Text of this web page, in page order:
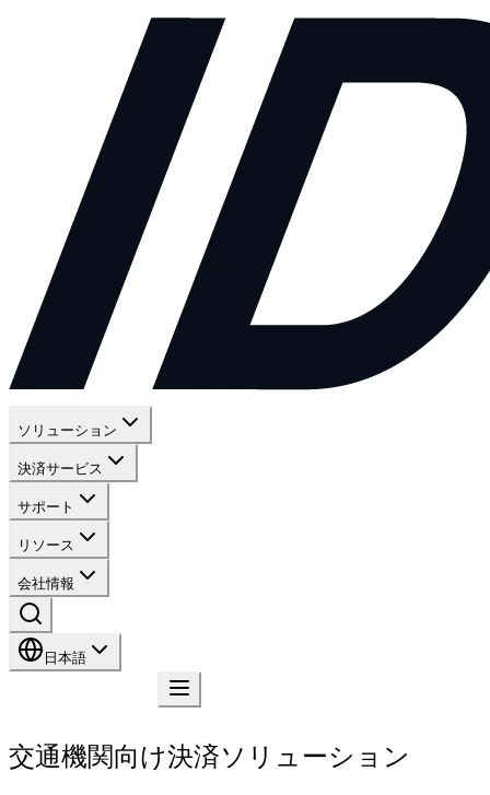
ソリューション
決済サービス
サポート
リソース
会社情報
日本語
交通機関向け決済ソリューション